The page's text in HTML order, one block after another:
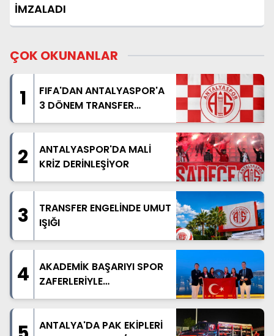
İMZALADI
ÇOK OKUNANLAR
1
FIFA'DAN ANTALYASPOR'A
3 DÖNEM TRANSFER
YASAĞI
2
ANTALYASPOR'DA MALİ
KRİZ DERİNLEŞİYOR
3
TRANSFER ENGELİNDE UMUT
IŞIĞI
4
AKADEMİK BAŞARIYI SPOR
ZAFERLERİYLE
TAÇLANDIRDILAR
ANTALYA'DA PAK EKİPLERİ